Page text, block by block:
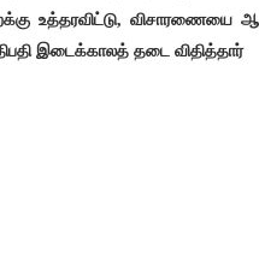
உத்தரவிட்டு, விசாரணையை
இடைக்காலத் தடை விதித்தார்